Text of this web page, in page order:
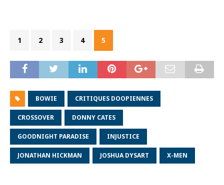
1 2 3 4 5
BOWIE CRITIQUES DOOPIENNES
CROSSOVER DONNY CATES
GOODNIGHT PARADISE INJUSTICE
JONATHAN HICKMAN JOSHUA DYSART X-MEN